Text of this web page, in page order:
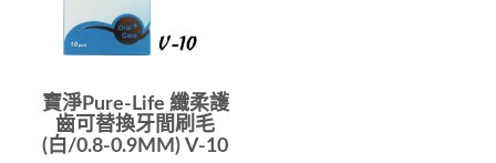
寶淨Pure-Life 纖柔護
齒可替換牙間刷毛
(白/0.8-0.9MM) V-10